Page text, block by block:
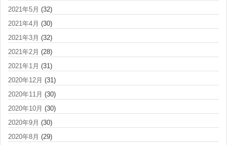
2021年5月 (32)
2021年4月 (30)
2021年3月 (32)
2021年2月 (28)
2021年1月 (31)
2020年12月 (31)
2020年11月 (30)
2020年10月 (30)
2020年9月 (30)
2020年8月 (29)